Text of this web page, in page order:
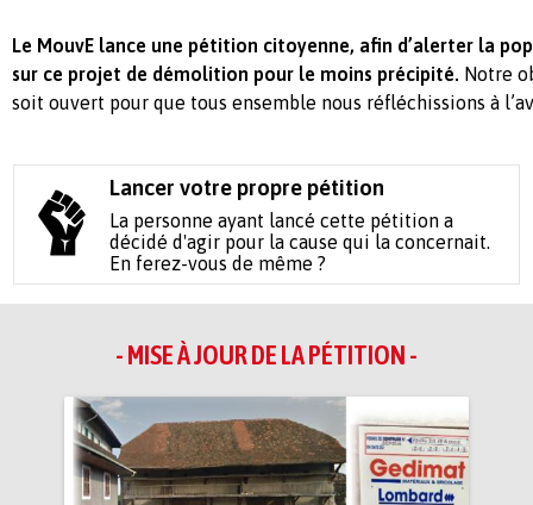
Le MouvE lance une pétition citoyenne, afin d’alerter la
sur ce projet de démolition pour le moins précipité. Notre
soit ouvert pour que tous ensemble nous réfléchissions à
Lancer votre propre pétition
La personne ayant lancé cette pétition a
décidé d'agir pour la cause qui la concernait.
En ferez-vous de même ?
- MISE À JOUR DE LA PÉTITION -